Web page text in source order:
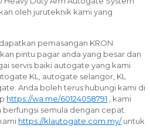
oleh juruteknik kami yang
pemasangan KRON
pintu pagar anda yang besar dan
servis baiki autogate yang kami
KL, autogate selangor, KL
Anda boleh terus hubungi kami di
https://wa.me/60124058791 , kami
semula dengan cepat.
https://klautogate.com.my/ untuk